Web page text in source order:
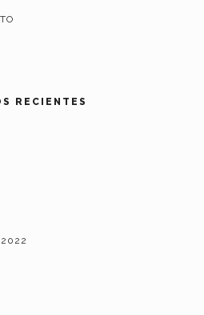
RECIENTES
2022